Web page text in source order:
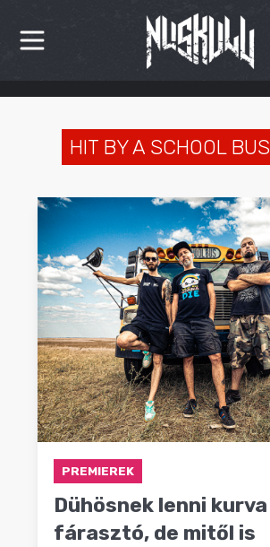
HÍREK
KRITIKÁK
INTERJÚK
PREMIEREK
KULT
MÁSVILÁG
BLOG
HIT BY A SCHOOL BUS
PREMIEREK
Dühösnek lenni kurva
fárasztó, de mitől is